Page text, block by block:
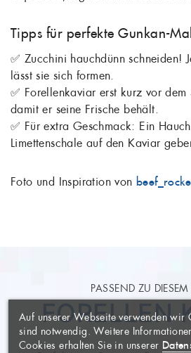
Tipps für perfekte Gunkan-
✅ Zucchini hauchdünn schneiden!
lässt sie sich formen.
✅ Forellenkaviar erst kurz vor dem
damit er seine Frische behält.
✅ Für extra Geschmack: Ein
Limettenschale auf den Kaviar
Foto und Inspiration von
PASSEND ZU DIESEM
FORELLEN
AUF MEINE
WUNSCHLISTE
((MODALTITLE))
((confirmMessage))
ERSTELLEN
Name der
ANMELDEN
Sie müssen angemeldet
Artikel Ihrer Wunschliste
Auf unserer Webseite verwenden wir
sind notwendig. Weitere
Cookies erhalten Sie in unserer